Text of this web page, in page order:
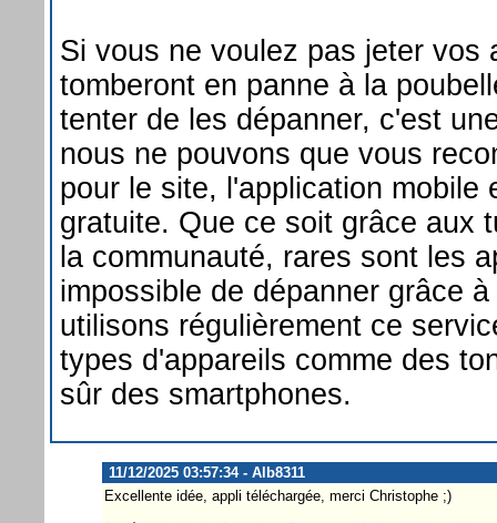
Si vous ne voulez pas jeter vos
tomberont en panne à la
tenter de les dépanner, c'est
nous ne pouvons que vous
pour le site, l'application mobile
gratuite. Que ce soit grâce aux
la communauté, rares sont les
impossible de dépanner grâce
utilisons régulièrement ce
types d'appareils comme des
sûr des smartphones.
11/12/2025 03:57:34 - Alb8311
Excellente idée, appli téléchargée, merci Christophe ;)